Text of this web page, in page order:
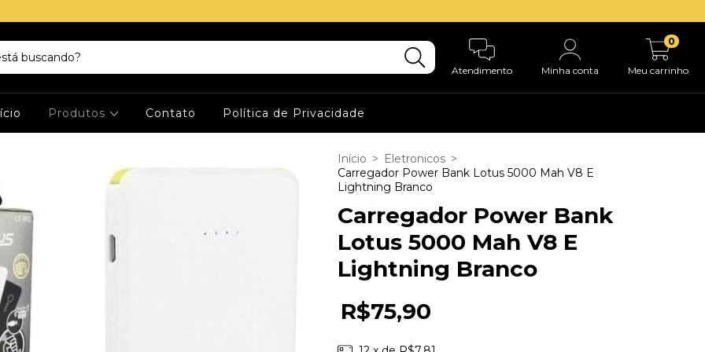
Atendimento Minha conta Meu carrinho
0
Produtos Contato Política de Privacidade
Início > Eletronicos >
Carregador Power Bank Lotus 5000 Mah V8 E
Lightning Branco
Carregador Power Bank
Lotus 5000 Mah V8 E
Lightning Branco
R$75,90